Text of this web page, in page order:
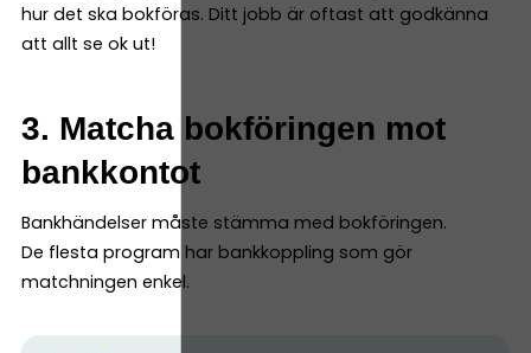
hur det ska bokföras. Ditt jobb är oftast att godkänna
att allt se ok ut!
3. Matcha bokföringen mot
bankkontot
Bankhändelser måste stämma med bokföringen.
De flesta program har bankkoppling som gör
matchningen enkel.